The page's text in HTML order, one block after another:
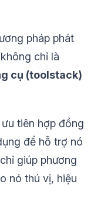
pháp phát
chỉ là
cụ (toolstack)
tiên hợp đồng
để hỗ trợ nó
giúp phương
nó thú vị, hiệu